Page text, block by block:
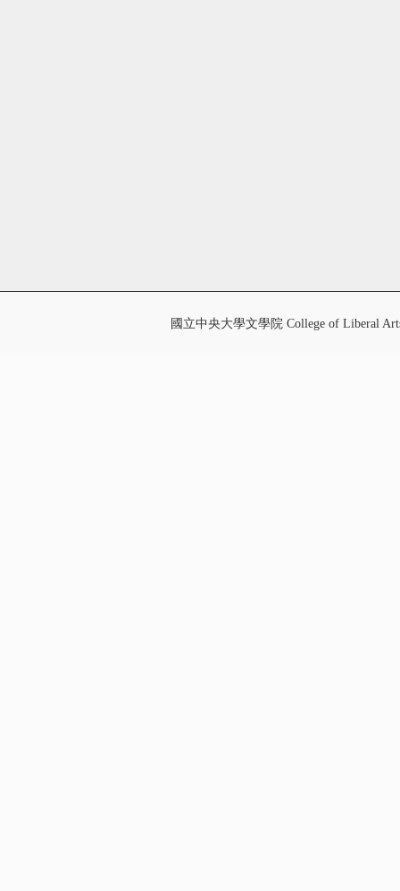
國立中央大學文學院 College of Liberal